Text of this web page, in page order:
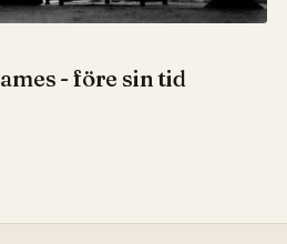
- före sin tid